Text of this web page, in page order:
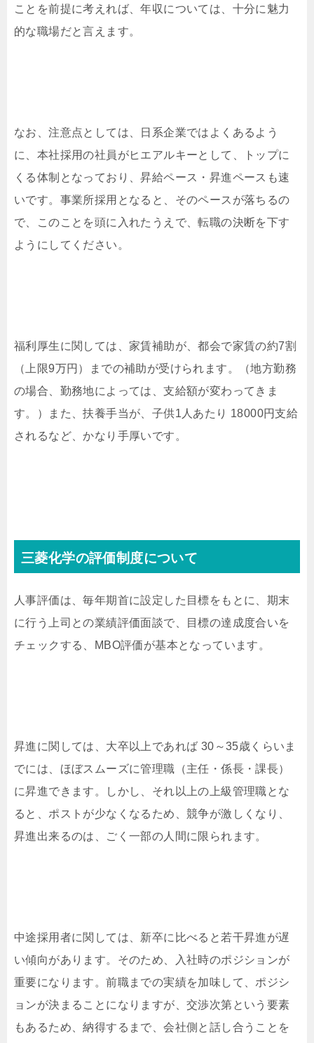
ことを前提に考えれば、年収については、十分に魅力
的な職場だと言えます。
なお、注意点としては、日系企業ではよくあるよう
に、本社採用の社員がヒエアルキーとして、トップに
くる体制となっており、昇給ペース・昇進ペースも速
いです。事業所採用となると、そのペースが落ちるの
で、このことを頭に入れたうえで、転職の決断を下す
ようにしてください。
福利厚生に関しては、家賃補助が、都会で家賃の約7割
（上限9万円）までの補助が受けられます。（地方勤務
の場合、勤務地によっては、支給額が変わってきま
す。）また、扶養手当が、子供1人あたり 18000円支給
されるなど、かなり手厚いです。
三菱化学の評価制度について
人事評価は、毎年期首に設定した目標をもとに、期末
に行う上司との業績評価面談で、目標の達成度合いを
チェックする、MBO評価が基本となっています。
昇進に関しては、大卒以上であれば 30～35歳くらいま
でには、ほぼスムーズに管理職（主任・係長・課長）
に昇進できます。しかし、それ以上の上級管理職とな
ると、ポストが少なくなるため、競争が激しくなり、
昇進出来るのは、ごく一部の人間に限られます。
中途採用者に関しては、新卒に比べると若干昇進が遅
い傾向があります。そのため、入社時のポジションが
重要になります。前職までの実績を加味して、ポジシ
ョンが決まることになりますが、交渉次第という要素
もあるため、納得するまで、会社側と話し合うことを